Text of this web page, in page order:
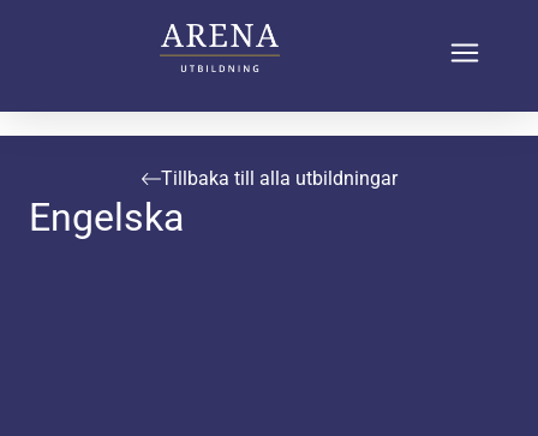
Tillbaka till alla utbildningar
Engelska